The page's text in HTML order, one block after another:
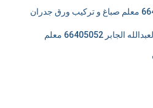
دهان صباغ ضاحية مبارك العبدالله الجابر 66405052 معلم